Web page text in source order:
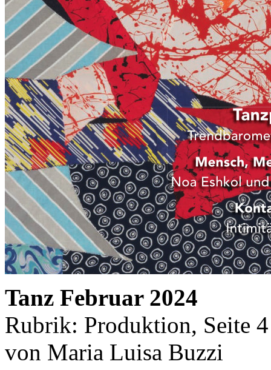
Tanz Februar 2024
Rubrik: Produktion, Seite 4
von Maria Luisa Buzzi